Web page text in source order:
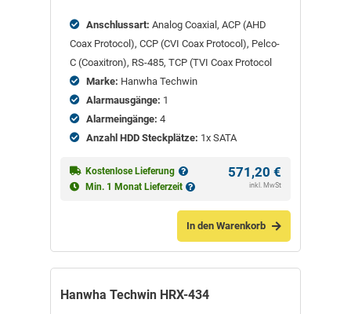
Anschlussart: Analog Coaxial, ACP (AHD
Coax Protocol), CCP (CVI Coax Protocol), Pelco-
C (Coaxitron), RS-485, TCP (TVI Coax Protocol
Marke: Hanwha Techwin
Alarmausgänge: 1
Alarmeingänge: 4
Anzahl HDD Steckplätze: 1x SATA
Kostenlose Lieferung
Min. 1 Monat Lieferzeit
571,20 €
inkl. MwSt
In den Warenkorb
Hanwha Techwin HRX-434